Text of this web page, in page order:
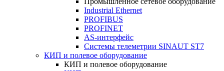
Industrial Ethernet
PROFIBUS
PROFINET
AS-интерфейс
Системы телеметрии SINAUT ST7
КИП и полевое оборудование
КИП и полевое оборудование